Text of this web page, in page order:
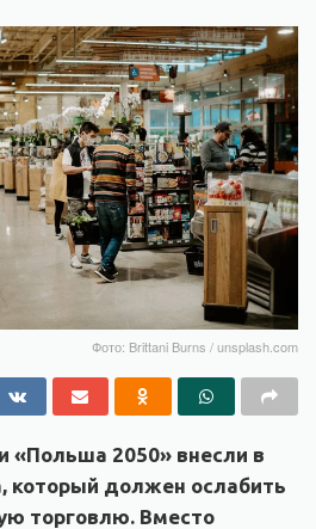
Фото: Brittani Burns / unsplash.com
«Польша 2050» внесли в
который должен ослабить
торговлю. Вместо